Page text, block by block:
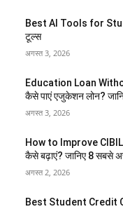
Best AI Tools for
टूल्स
अगस्त 3, 2026
Education Loan
कैसे पाएं एजुकेशन लोन?
अगस्त 3, 2026
How to Improve
कैसे बढ़ाएं? जानिए 8 सबसे
अगस्त 2, 2026
Best Student Credit